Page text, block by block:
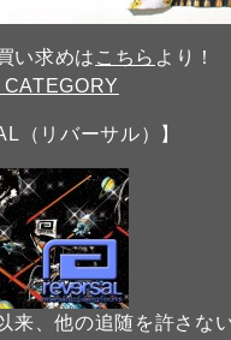
い求めは こちら より！
（リバーサル）】
来、他の追随を許さな